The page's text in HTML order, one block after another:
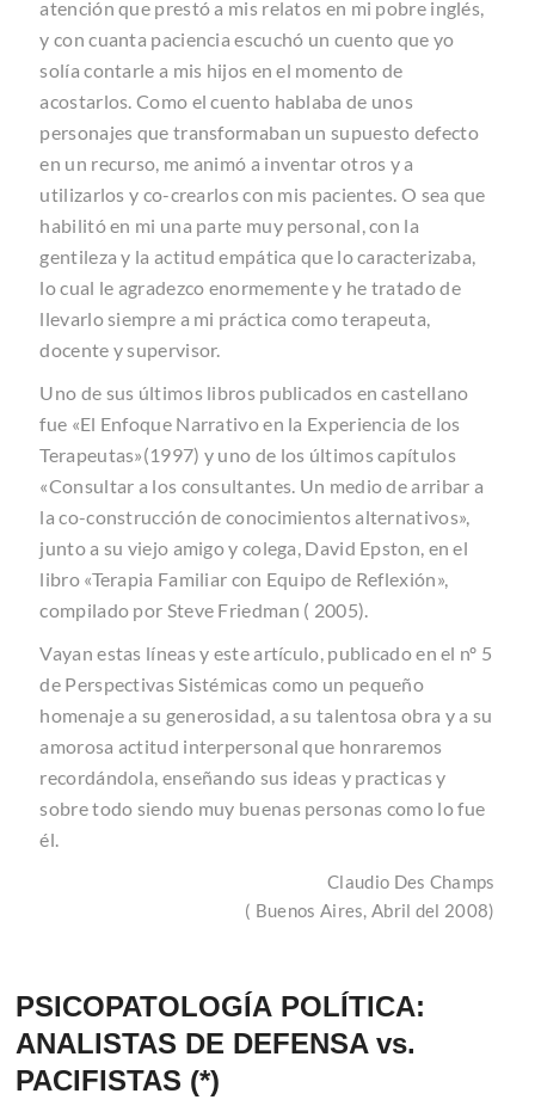
atención que prestó a mis relatos en mi pobre inglés,
y con cuanta paciencia escuchó un cuento que yo
solía contarle a mis hijos en el momento de
acostarlos. Como el cuento hablaba de unos
personajes que transformaban un supuesto defecto
en un recurso, me animó a inventar otros y a
utilizarlos y co-crearlos con mis pacientes. O sea que
habilitó en mi una parte muy personal, con la
gentileza y la actitud empática que lo caracterizaba,
lo cual le agradezco enormemente y he tratado de
llevarlo siempre a mi práctica como terapeuta,
docente y supervisor.
Uno de sus últimos libros publicados en castellano
fue «El Enfoque Narrativo en la Experiencia de los
Terapeutas»(1997) y uno de los últimos capítulos
«Consultar a los consultantes. Un medio de arribar a
la co-construcción de conocimientos alternativos»,
junto a su viejo amigo y colega, David Epston, en el
libro «Terapia Familiar con Equipo de Reflexión»,
compilado por Steve Friedman ( 2005).
Vayan estas líneas y este artículo, publicado en el nº 5
de Perspectivas Sistémicas como un pequeño
homenaje a su generosidad, a su talentosa obra y a su
amorosa actitud interpersonal que honraremos
recordándola, enseñando sus ideas y practicas y
sobre todo siendo muy buenas personas como lo fue
él.
Claudio Des Champs
( Buenos Aires, Abril del 2008)
PSICOPATOLOGÍA POLÍTICA:
ANALISTAS DE DEFENSA vs.
PACIFISTAS (*)